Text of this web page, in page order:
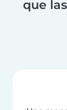
que